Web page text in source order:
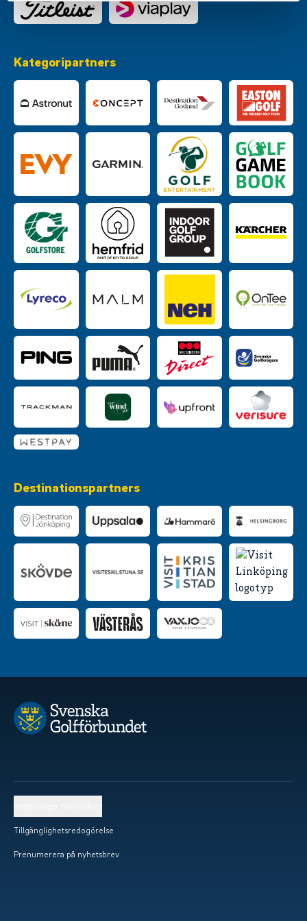
Kategoripartners
Destinationspartners
Tillgänglighetsredogörelse
Prenumerera på nyhetsbrev